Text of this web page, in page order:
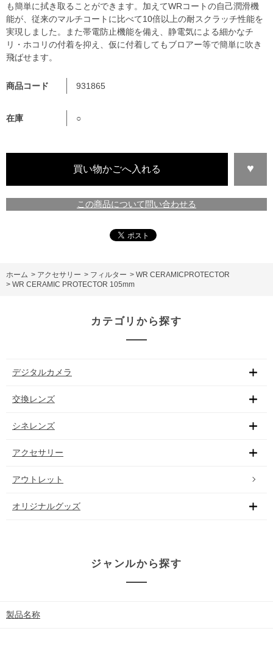
商品コード 931865
在庫 ○
この商品について問い合わせる
も簡単に拭き取ることができます。加えてWRコートの自己潤滑機
能が、従来のマルチコートに比べて10倍以上の耐スクラッチ性能を
実現しました。また帯電防止機能を備え、静電気による細かなチ
リ・ホコリの付着を抑え、仮に付着してもブロアー等で簡単に吹き
飛ばせます。
ホーム > アクセサリー > フィルター > WR CERAMICPROTECTOR
> WR CERAMIC PROTECTOR 105mm
カテゴリから探す
デジタルカメラ
交換レンズ
シネレンズ
アクセサリー
アウトレット
オリジナルグッズ
ジャンルから探す
製品名称